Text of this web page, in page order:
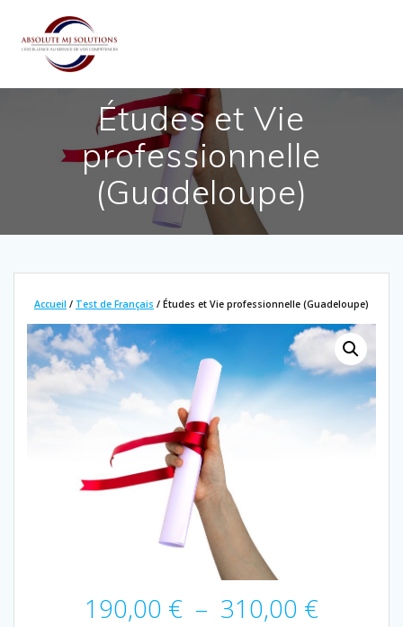
Études et Vie
professionnelle
(Guadeloupe)
Accueil / Test de Français / Études et Vie professionnelle (Guadeloupe)
190,00 € – 310,00 €Plage